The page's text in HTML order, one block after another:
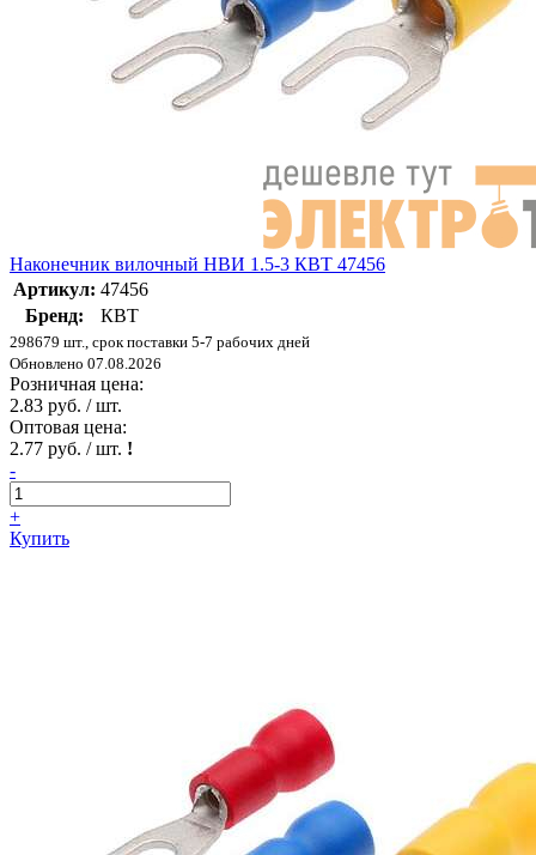
Наконечник вилочный НВИ 1.5-3 КВТ 47456
Артикул: 47456
Бренд:
КВТ
298679 шт., срок поставки 5-7 рабочих дней
Обновлено 07.08.2026
Розничная цена:
2.83 руб. / шт.
Оптовая цена:
2.77 руб. / шт. !
-
+
Купить